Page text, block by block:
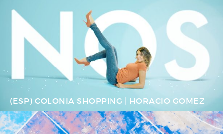
(ESP) COLONIA SHOPPING | HORACIO GOMEZ